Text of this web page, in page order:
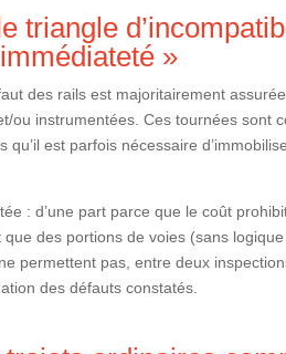
triangle
»
des rails est majoritairement
ou instrumentées. Ces tournées sont
qu’il est parfois nécessaire
: d’une part parce que le coût
des portions de voies (sans
permettent pas, entre deux
des défauts constatés.